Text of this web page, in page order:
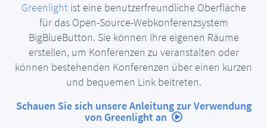
Greenlightist eine benutzerfreundliche Oberfläche
für das Open-Source-Webkonferenzsystem
BigBlueButton. Sie können Ihre eigenen Räume
erstellen, um Konferenzen zu veranstalten oder
können bestehenden Konferenzen über einen kurzen
und bequemen Link beitreten.
Schauen Sie sich unsere Anleitung zur Verwendung
von Greenlight an